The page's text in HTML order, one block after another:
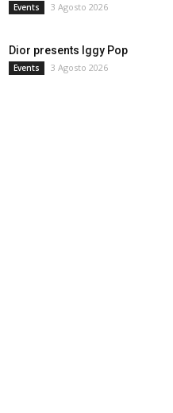
Events 3 Agosto 2026
Dior presents Iggy Pop
Events 3 Agosto 2026